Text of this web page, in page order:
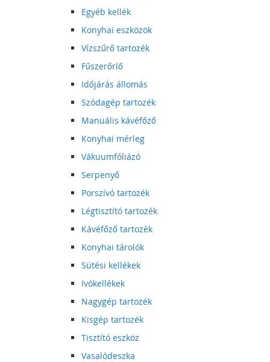
Egyéb kellék
Konyhai eszközök
Vízszűrő tartozék
Fűszerőrlő
Időjárás állomás
Szódagép tartozék
Manuális kávéfőző
Konyhai mérleg
Vákuumfóliázó
Serpenyő
Porszívó tartozék
Légtisztító tartozék
Kávéfőző tartozék
Konyhai tárolók
Sütési kellékek
Ivókellékek
Nagygép tartozék
Kisgép tartozék
Tisztító eszköz
Vasalódeszka